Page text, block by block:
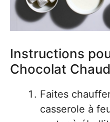
Instructions
Chocolat Chaud
Faites
casserole à